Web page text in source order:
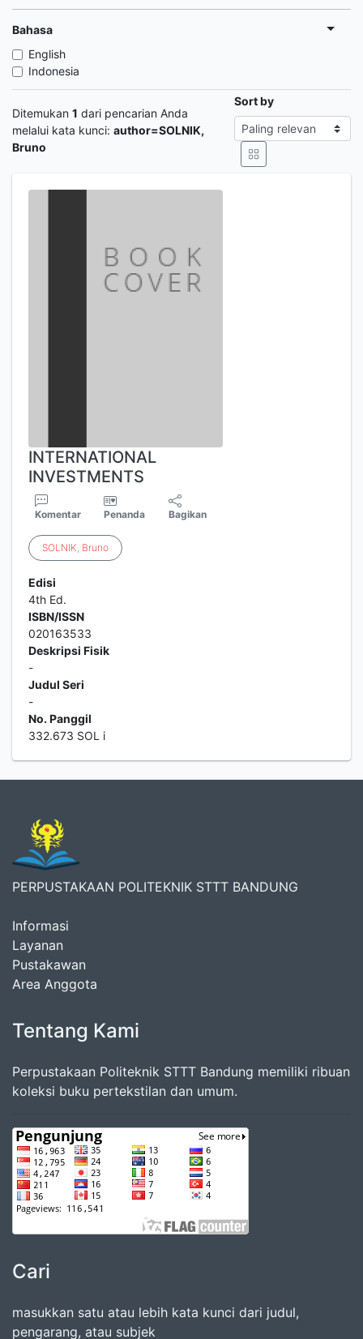
Bahasa
English
Indonesia
Ditemukan 1 dari pencarian Anda
melalui kata kunci: author=SOLNIK,
Bruno
Sort by
INTERNATIONAL
INVESTMENTS
Komentar Penanda Bagikan
SOLNIK, Bruno
Edisi
4th Ed.
ISBN/ISSN
020163533
Deskripsi Fisik
-
Judul Seri
-
No. Panggil
332.673 SOL i
PERPUSTAKAAN POLITEKNIK STTT BANDUNG
Informasi
Layanan
Pustakawan
Area Anggota
Tentang Kami
Perpustakaan Politeknik STTT Bandung memiliki ribuan
koleksi buku pertekstilan dan umum.
Cari
masukkan satu atau lebih kata kunci dari judul,
pengarang, atau subjek